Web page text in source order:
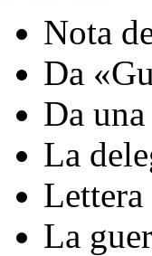
Nota
Da
Da
La
La